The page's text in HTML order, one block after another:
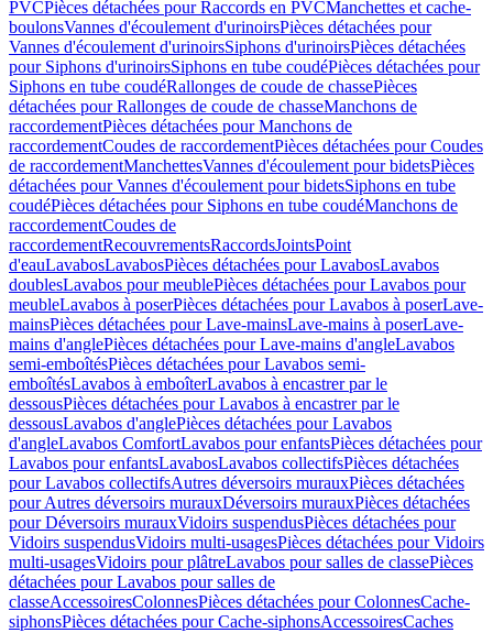
PVCPièces détachées pour Raccords en PVCManchettes et cache-
boulonsVannes d'écoulement d'urinoirsPièces détachées pour
Vannes d'écoulement d'urinoirsSiphons d'urinoirsPièces détachées
pour Siphons d'urinoirsSiphons en tube coudéPièces détachées pour
Siphons en tube coudéRallonges de coude de chassePièces
détachées pour Rallonges de coude de chasseManchons de
raccordementPièces détachées pour Manchons de
raccordementCoudes de raccordementPièces détachées pour Coudes
de raccordementManchettesVannes d'écoulement pour bidetsPièces
détachées pour Vannes d'écoulement pour bidetsSiphons en tube
coudéPièces détachées pour Siphons en tube coudéManchons de
raccordementCoudes de
raccordementRecouvrementsRaccordsJointsPoint
d'eauLavabosLavabosPièces détachées pour LavabosLavabos
doublesLavabos pour meublePièces détachées pour Lavabos pour
meubleLavabos à poserPièces détachées pour Lavabos à poserLave-
mainsPièces détachées pour Lave-mainsLave-mains à poserLave-
mains d'anglePièces détachées pour Lave-mains d'angleLavabos
semi-emboîtésPièces détachées pour Lavabos semi-
emboîtésLavabos à emboîterLavabos à encastrer par le
dessousPièces détachées pour Lavabos à encastrer par le
dessousLavabos d'anglePièces détachées pour Lavabos
d'angleLavabos ComfortLavabos pour enfantsPièces détachées pour
Lavabos pour enfantsLavabosLavabos collectifsPièces détachées
pour Lavabos collectifsAutres déversoirs murauxPièces détachées
pour Autres déversoirs murauxDéversoirs murauxPièces détachées
pour Déversoirs murauxVidoirs suspendusPièces détachées pour
Vidoirs suspendusVidoirs multi-usagesPièces détachées pour Vidoirs
multi-usagesVidoirs pour plâtreLavabos pour salles de classePièces
détachées pour Lavabos pour salles de
classeAccessoiresColonnesPièces détachées pour ColonnesCache-
siphonsPièces détachées pour Cache-siphonsAccessoiresCaches